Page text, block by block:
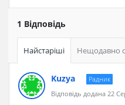
1 Відповідь
Найстаріші Нещодавно
Kuzya
Радник
Відповідь додана 22